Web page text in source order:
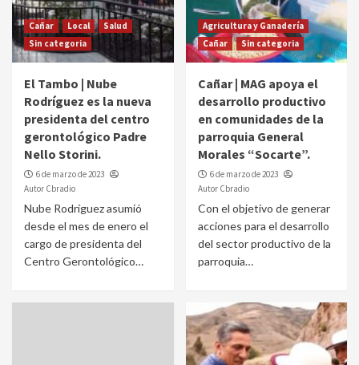
Cañar Local
Salud
Sin categoria
El Tambo | Nube
Rodríguez es la nueva
presidenta del centro
gerontológico Padre
Nello Storini.
6 de marzo de 2023
Autor Cbradio
Nube Rodríguez asumió
desde el mes de enero el
cargo de presidenta del
Centro Gerontológico…
Agricultura y Ganadería
Cañar
Sin categoria
Cañar | MAG apoya el
desarrollo productivo
en comunidades de la
parroquia General
Morales “Socarte”.
6 de marzo de 2023
Autor Cbradio
Con el objetivo de generar
acciones para el desarrollo
del sector productivo de la
parroquia…